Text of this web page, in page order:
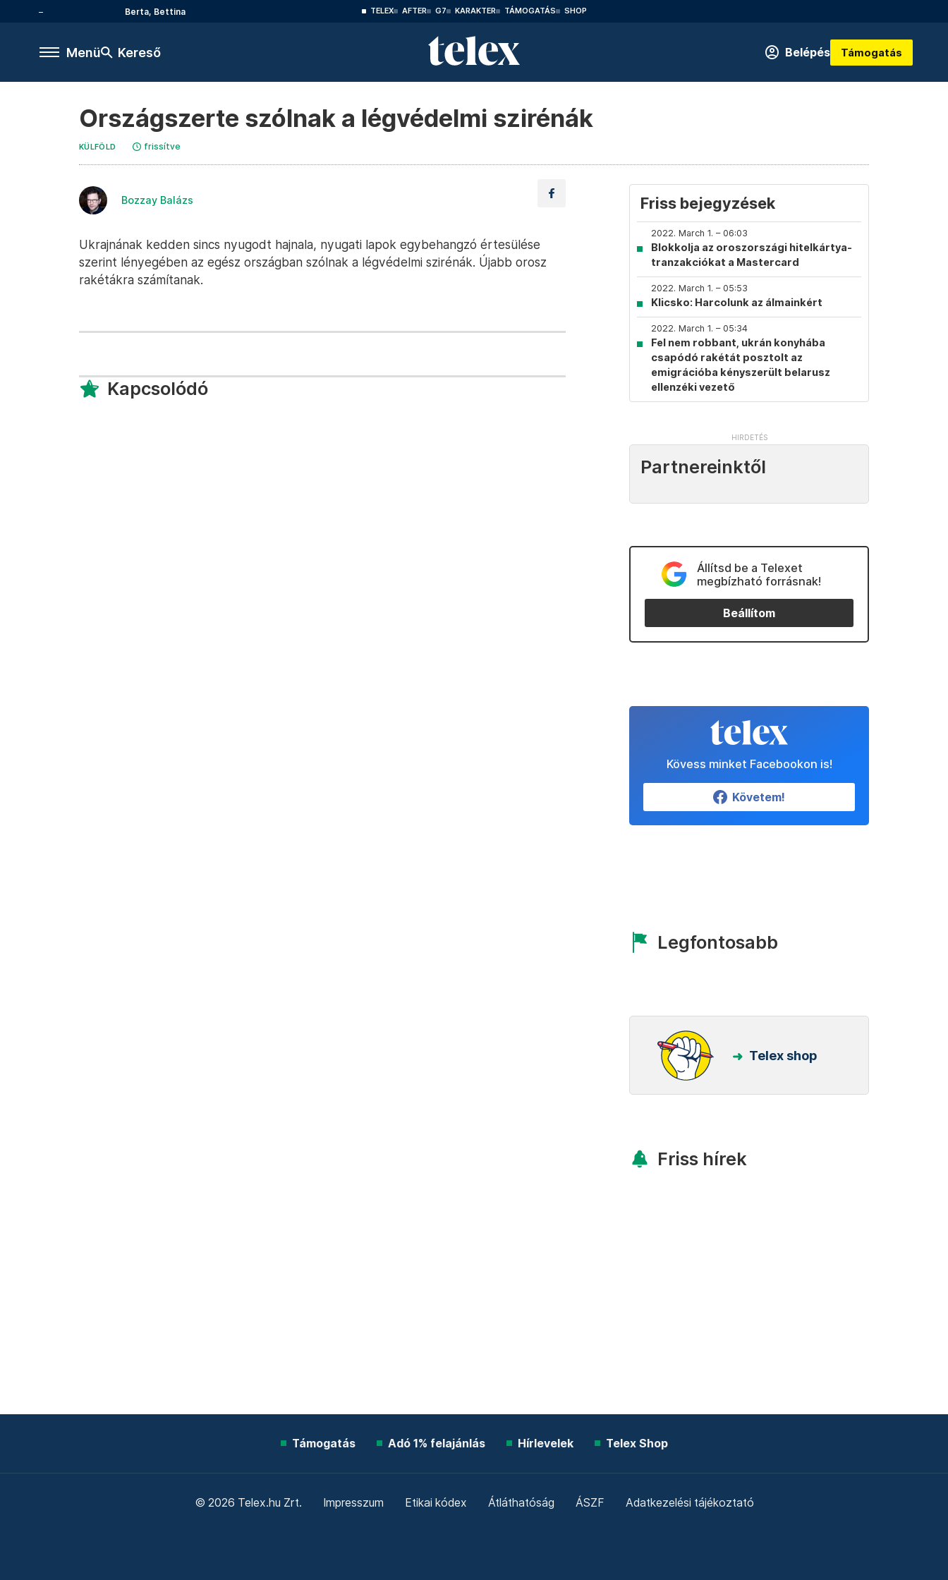
Berta, Bettina TELEX AFTER G7 KARAKTER TÁMOGATÁS SHOP
Menü Kereső Belépés Támogatás
Országszerte szólnak a légvédelmi szirénák
KÜLFÖLD frissítve
Bozzay Balázs
Ukrajnának kedden sincs nyugodt hajnala, nyugati lapok egybehangzó értesülése
szerint lényegében az egész országban szólnak a légvédelmi szirénák. Újabb orosz
rakétákra számítanak.
Kapcsolódó
Friss bejegyzések
2022. March 1. – 06:03
Blokkolja az oroszországi hitelkártya-
tranzakciókat a Mastercard
2022. March 1. – 05:53
Klicsko: Harcolunk az álmainkért
2022. March 1. – 05:34
Fel nem robbant, ukrán konyhába
csapódó rakétát posztolt az
emigrációba kényszerült belarusz
ellenzéki vezető
Partnereinktől
Állítsd be a Telexet
megbízható forrásnak!
Beállítom
Kövess minket Facebookon is!
Követem!
Legfontosabb
Telex shop
Friss hírek
Támogatás Adó 1% felajánlás Hírlevelek Telex Shop
© 2026 Telex.hu Zrt. Impresszum Etikai kódex Átláthatóság ÁSZF Adatkezelési tájékoztató